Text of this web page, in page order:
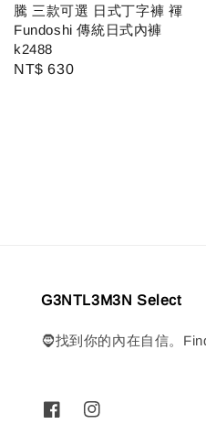
騰 三款可選 日式丁字褲 褌
Fundoshi 傳統日式內褲
k2488
Regular
NT$ 630
G3NTL3M3N Select
🧔找到你的內在自信。